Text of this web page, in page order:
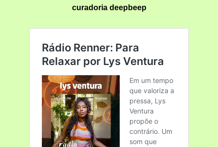
curadoria deepbeep